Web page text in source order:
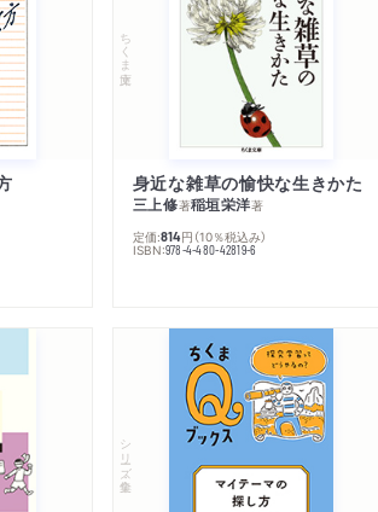
ちくま文庫
身近な雑草の愉快な生きかた
三上修著稲垣栄洋著
定価:814円 （10％税込み）
ISBN:978-4-480-42819-6
シリーズ・全集